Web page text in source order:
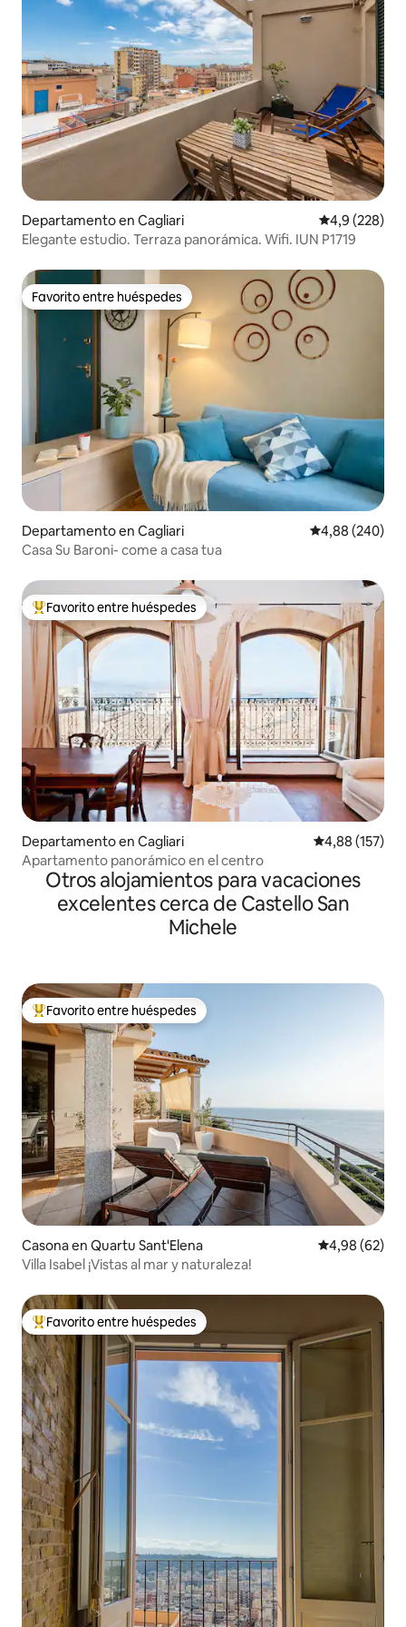
Departamento en Cagliari Calificación
4,9 (228)
Elegante estudio. Terraza panorámica. Wifi. IUN P1719
Favorito entre huéspedes
Favorito entre huéspedes
Departamento en Cagliari Calificación
4,88 (240)
Casa Su Baroni- come a casa tua
Favorito entre los huéspedes más destacados
Favorito entre huéspedes
Departamento en Cagliari Calificación
4,88 (157)
Apartamento panorámico en el centro
Otros alojamientos para vacaciones
excelentes cerca de Castello San
Michele
Favorito entre los huéspedes más destacados
Favorito entre huéspedes
Casona en Quartu Sant'Elena Calificación
4,98 (62)
Villa Isabel ¡Vistas al mar y naturaleza!
Favorito entre los huéspedes más destacados
Favorito entre huéspedes